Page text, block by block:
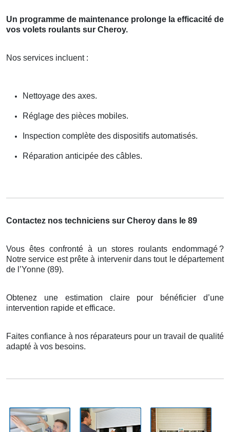
Un programme de maintenance prolonge la efficacité de
vos volets roulants sur Cheroy.
Nos services incluent :
Nettoyage des axes.
Réglage des pièces mobiles.
Inspection complète des dispositifs automatisés.
Réparation anticipée des câbles.
Contactez nos techniciens sur Cheroy dans le 89
Vous êtes confronté à un stores roulants endommagé?
Notre service est prêteà intervenir dans tout le département
de l ’Yonne (89).
Obtenez une estimation claire pour bénéficier d’une
intervention rapide et efficace.
Faites confiance à nos réparateurs pour un travail de qualité
adapté à vos besoins.